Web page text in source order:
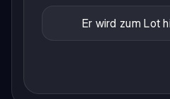
Er wird zum Lot